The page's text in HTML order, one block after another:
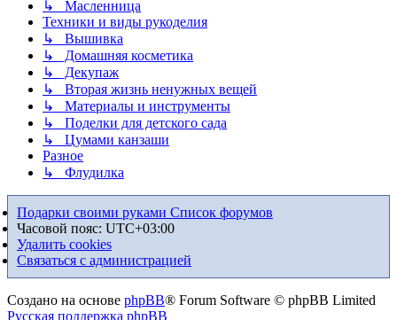
↳ Масленница
Техники и виды рукоделия
↳ Вышивка
↳ Домашняя косметика
↳ Декупаж
↳ Вторая жизнь ненужных вещей
↳ Материалы и инструменты
↳ Поделки для детского сада
↳ Цумами канзаши
Разное
↳ Флудилка
Подарки своими руками Список форумов
Часовой пояс: UTC+03:00
Удалить cookies
Связаться с администрацией
Создано на основе phpBB® Forum Software © phpBB Limited
Русская поддержка phpBB